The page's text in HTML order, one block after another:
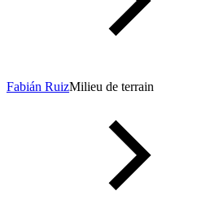
Fabián RuizMilieu de terrain